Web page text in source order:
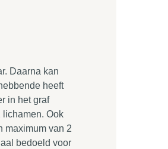
Daarna kan
heeft
in het graf
lichamen. Ook
maximum van 2
bedoeld voor